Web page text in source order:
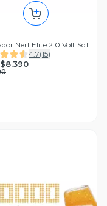
Nerf Elite 2.0 Volt Sd1
4.7(15)
$8.390